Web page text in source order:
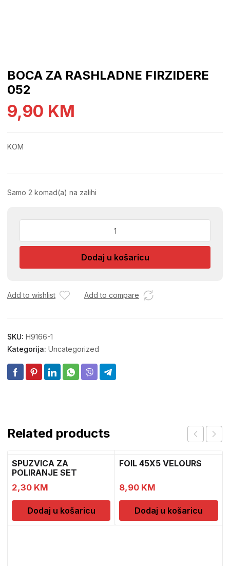
BOCA ZA RASHLADNE FIRZIDERE
052
9,90 KM
KOM
Samo 2 komad(a) na zalihi
RASHLADNE
052
Dodaj u košaricu
Add to wishlist Add to compare
SKU: H9166-1
Kategorija: Uncategorized
Related products
SPUZVICA ZA
POLIRANJE SET
2,30 KM
Dodaj u košaricu
FOIL 45X5 VELOURS
8,90 KM
Dodaj u košaricu